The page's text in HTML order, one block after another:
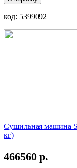
код: 5399092
Сушильная машина
кг)
466560 р.